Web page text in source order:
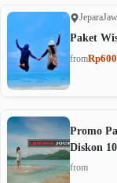
Jepara
Paket
from
Promo
Diskon
from